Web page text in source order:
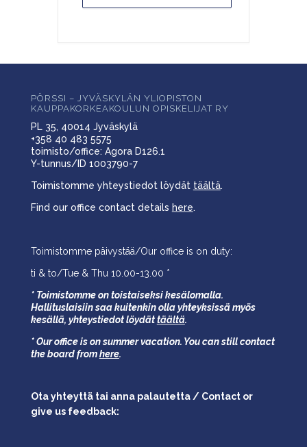
PÖRSSI – JYVÄSKYLÄN YLIOPISTON
KAUPPAKORKEAKOULUN OPISKELIJAT RY
PL 35, 40014 Jyväskylä
+358 40 483 5575
toimisto/office: Agora D126.1
Y-tunnus/ID 1003790-7
Toimistomme yhteystiedot löydät täältä.
Find our office contact details here.
Toimistomme päivystää/Our office is on duty:
ti & to/Tue & Thu 10.00-13.00 *
* Toimistomme on toistaiseksi kesälomalla.
Hallituslaisiin saa kuitenkin olla yhteyksissä myös
kesällä, yhteystiedot löydättäältä.
* Our office is on summer vacation. You can still contact
the board fromhere.
Ota yhteyttä tai anna palautetta / Contact or
give us feedback: